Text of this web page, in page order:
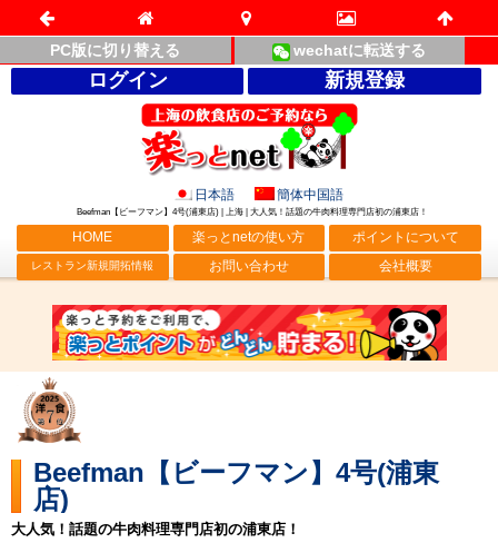
PC版に切り替える wechatに転送する
ログイン 新規登録
日本語 簡体中国語
Beefman【ビーフマン】4号(浦東店) | 上海 | 大人気！話題の牛肉料理専門店初の浦東店！
HOME 楽っとnetの使い方 ポイントについて
レストラン新規開拓情報 お問い合わせ 会社概要
Beefman【ビーフマン】4号(浦東
店)
大人気！話題の牛肉料理専門店初の浦東店！